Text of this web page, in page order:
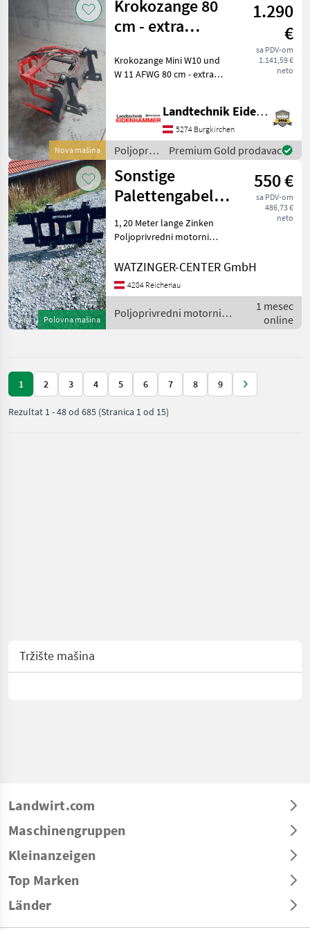
strojevi /
Giant
Nova mašina
Krokozange 80
cm - extra
W10
1.290
€
sa PDV-om
1.141,59 €
neto
Krokozange Mini W10 und
W 11 AFWG 80 cm - extra
Eurotracaufnahme original
Promt Verfügbar in 5621
St.Veit im Pongau Po
Landtechnik Eidenhammer GmbH
5274 Burgkirchen
Poljoprivredni
motorni
strojevi /
Eurotrac
Premium Gold prodavac
Polovna mašina
Sonstige
Palettengabel
Thaler
Aufnahme
550 €
sa PDV-om
486,73 €
neto
1, 20 Meter lange Zinken
Poljoprivredni motorni
utovarivač
WATZINGER-CENTER GmbH
4204 Reichenau
Poljoprivredni motorni
strojevi / Sonstige
1 mesec
online
1 2 3 4 5 6 7 8 9
Rezultat 1-48od 685 (Stranica 1 od 15)
Tržište mašina
Landwirt.com
Maschinengruppen
Kleinanzeigen
Top Marken
Länder